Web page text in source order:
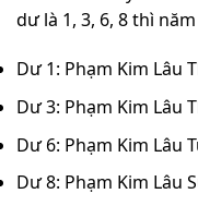
dư là 1, 3, 6, 8 thì
Dư 1: Phạm Kim Lâu
Dư 3: Phạm Kim Lâu
Dư 6: Phạm Kim Lâu
Dư 8: Phạm Kim Lâu